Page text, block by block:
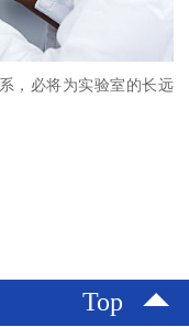
，必将为实验室的长远
Top